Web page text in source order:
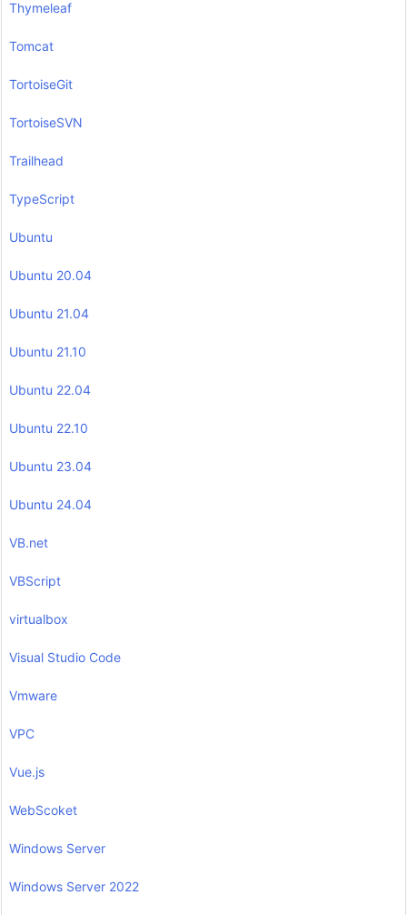
Thymeleaf
Tomcat
TortoiseGit
TortoiseSVN
Trailhead
TypeScript
Ubuntu
Ubuntu 20.04
Ubuntu 21.04
Ubuntu 21.10
Ubuntu 22.04
Ubuntu 22.10
Ubuntu 23.04
Ubuntu 24.04
VB.net
VBScript
virtualbox
Visual Studio Code
Vmware
VPC
Vue.js
WebScoket
Windows Server
Windows Server 2022